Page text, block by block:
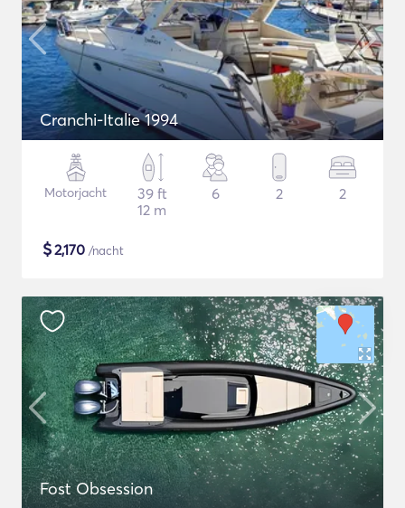
Cranchi-Italie 1994
Motorjacht
39 ft
12 m
6 2 2
$2,170 /nacht
Fost Obsession